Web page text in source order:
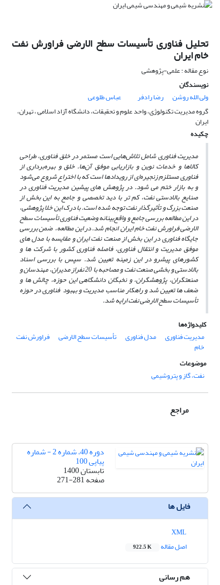
تحلیل فناوری تأسیسات سطح الارضی فراورش نفت
خام ایران
نوع مقاله : علمی-پژوهشی
نویسندگان
ولی الله روشن
رضا رادفر
عباس طلوعی
گروه مدیریت تکنولوژی، واحد علوم و تحقیقات، دانشگاه آزاد اسلامی ، تهران،
ایران
چکیده
مدیریت فناوری شامل تلاش‌هایی است مستمر در خلق فناوری، طراحی
کالاها و خدمات نوین و بازاریابی موفق آن‌ها. خلق و بهره‌برداری از
فناوری مستلزم زنجیره‌ای از رویدادها است که با اختراع شروع می‌شود
و به بازار ختم می ­شود. در پژوهش ­های پیشین مدیریت فناوری در
صنایع بالادستی نفت، کم­ تر با دید تخصصی و جامع به این بخش از
صنعت بزرگ و تأثیر­گذار نفت توجه شده است. با درک این خلا پژوهشی،
در این مطالعه بررسی جامع و واقع‌بینانه وضعیت فناوری تأسیسات سطح
الارضی فراورش نفت خام ایران انجام شد. در این مطالعه، ضمن بررسی
جایگاه فناوری در این بخش از صنعت نفت ایران و مقایسه با مدل­ های
موفق مدیریت و انتقال فناوری، فاصله فناوری کشور با شرکت­ ها و
کشورهای پیشرو در این زمینه تعیین شد. سپس با بررسی اسناد
بالادستی و بخشی صنعت نفت و مصاحبه با 20 نفراز مدیران، مهندسان و
صنعتگران، پژوهشگران، و نخبگان دانشگاهی این حوزه، چالش ­ها و
ضعف­ ها تعیین شد و راهکار مناسب مدیریت و بهبود فناوری در حوزه
تأسیسات سطح الارضی نفت ارایه شد.
کلیدواژه‌ها
مدیریت فناوری
مدل فناوری تأسیسات سطح الارضی فراورش نفت
خام
موضوعات
نفت، گاز و پتروشیمی
مراجع
دوره 40، شماره 2 - شماره
پیاپی 100
تابستان 1400
صفحه271-281
فایل ها
اصل مقاله
922.5 K
هم رسانی